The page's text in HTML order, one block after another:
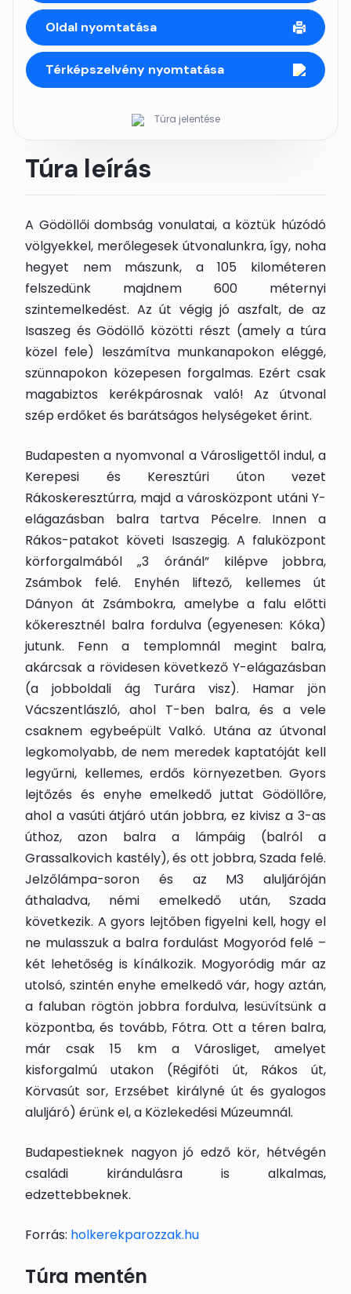
Oldal nyomtatása
Térképszelvény nyomtatása
Túra jelentése
Túra leírás
A Gödöllői dombság vonulatai, a köztük húzódó
völgyekkel, merőlegesek útvonalunkra, így, noha
hegyet nem mászunk, a 105 kilométeren
felszedünk majdnem 600 méternyi
szintemelkedést. Az út végig jó aszfalt, de az
Isaszeg és Gödöllő közötti részt (amely a túra
közel fele) leszámítva munkanapokon eléggé,
szünnapokon közepesen forgalmas. Ezért csak
magabiztos kerékpárosnak való! Az útvonal
szép erdőket és barátságos helységeket érint.
Budapesten a nyomvonal a Városligettől indul, a
Kerepesi és Keresztúri úton vezet
Rákoskeresztúrra, majd a városközpont utáni Y-
elágazásban balra tartva Pécelre. Innen a
Rákos-patakot követi Isaszegig. A faluközpont
körforgalmából „3 óránál” kilépve jobbra,
Zsámbok felé. Enyhén liftező, kellemes út
Dányon át Zsámbokra, amelybe a falu előtti
kőkeresztnél balra fordulva (egyenesen: Kóka)
jutunk. Fenn a templomnál megint balra,
akárcsak a rövidesen következő Y-elágazásban
(a jobboldali ág Turára visz). Hamar jön
Vácszentlászló, ahol T-ben balra, és a vele
csaknem egybeépült Valkó. Utána az útvonal
legkomolyabb, de nem meredek kaptatóját kell
legyűrni, kellemes, erdős környezetben. Gyors
lejtőzés és enyhe emelkedő juttat Gödöllőre,
ahol a vasúti átjáró után jobbra, ez kivisz a 3-as
úthoz, azon balra a lámpáig (balról a
Grassalkovich kastély), és ott jobbra, Szada felé.
Jelzőlámpa-soron és az M3 aluljáróján
áthaladva, némi emelkedő után, Szada
következik. A gyors lejtőben figyelni kell, hogy el
ne mulasszuk a balra fordulást Mogyoród felé –
két lehetőség is kínálkozik. Mogyoródig már az
utolsó, szintén enyhe emelkedő vár, hogy aztán,
a faluban rögtön jobbra fordulva, lesüvítsünk a
központba, és tovább, Fótra. Ott a téren balra,
már csak 15 km a Városliget, amelyet
kisforgalmú utakon (Régifóti út, Rákos út,
Körvasút sor, Erzsébet királyné út és gyalogos
aluljáró) érünk el, a Közlekedési Múzeumnál.
Budapestieknek nagyon jó edző kör, hétvégén
családi kirándulásra is alkalmas,
edzettebbeknek.
Forrás: holkerekparozzak.hu
Túra mentén